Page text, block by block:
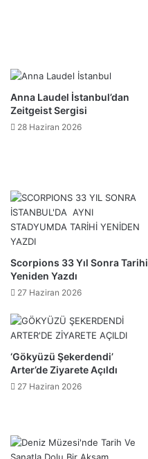
Anna Laudel İstanbul’dan
Zeitgeist Sergisi
28 Haziran 2026
Scorpions 33 Yıl Sonra Tarihi
Yeniden Yazdı
27 Haziran 2026
‘Gökyüzü Şekerdendi’
Arter’de Ziyarete Açıldı
27 Haziran 2026